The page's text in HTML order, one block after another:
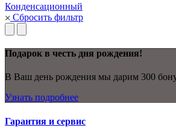
Конденсационный
Сбросить фильтр
Подарок в честь дня рождения!
В Ваш день рождения мы дарим 300
Узнать подробнее
Гарантия и сервис